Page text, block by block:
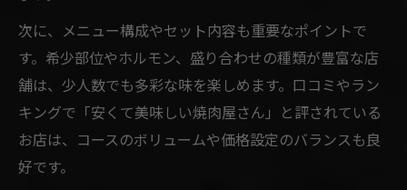
次に、メニュー構成やセット内容も重要なポイントで
す。希少部位やホルモン、盛り合わせの種類が豊富な店
舗は、少人数でも多彩な味を楽しめます。口コミやラン
キングで「安くて美味しい焼肉屋さん」と評されている
お店は、コースのボリュームや価格設定のバランスも良
好です。